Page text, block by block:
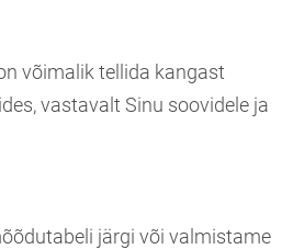
võimalik tellida kangast
vastavalt Sinu soovidele ja
järgi või valmistame